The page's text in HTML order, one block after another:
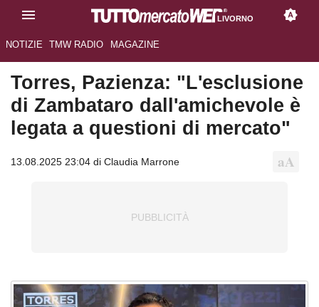
LIVORNO
NOTIZIE TMW RADIO MAGAZINE
Torres, Pazienza: "L'esclusione
di Zambataro dall'amichevole è
legata a questioni di mercato"
13.08.2025 23:04 di Claudia Marrone